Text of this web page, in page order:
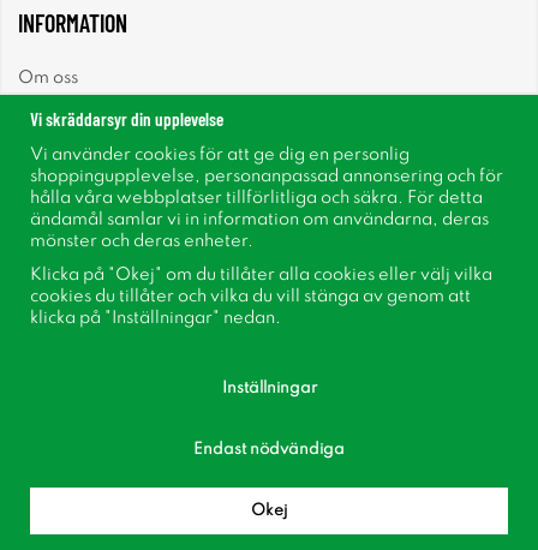
INFORMATION
Om oss
Nyhetsbrev
Om cookies
Inspiration
Bli medlem i vår kundklubb!
Vi skräddarsyr din upplevelse
Vi använder cookies för att ge dig en personlig
shoppingupplevelse, personanpassad annonsering och för
hålla våra webbplatser tillförlitliga och säkra. För detta
ändamål samlar vi in information om användarna, deras
mönster och deras enheter.
Klicka på "Okej" om du tillåter alla cookies eller välj vilka
cookies du tillåter och vilka du vill stänga av genom att
klicka på "Inställningar" nedan.
Inställningar
Endast nödvändiga
Okej